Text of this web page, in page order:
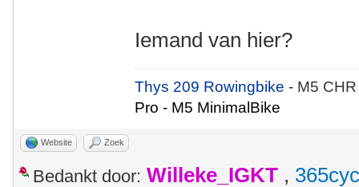
Iemand van hier?
Thys 209 Rowingbike- M5
Pro - M5 MinimalBike
Website Zoek
Bedankt door: Willeke_IGKT ,